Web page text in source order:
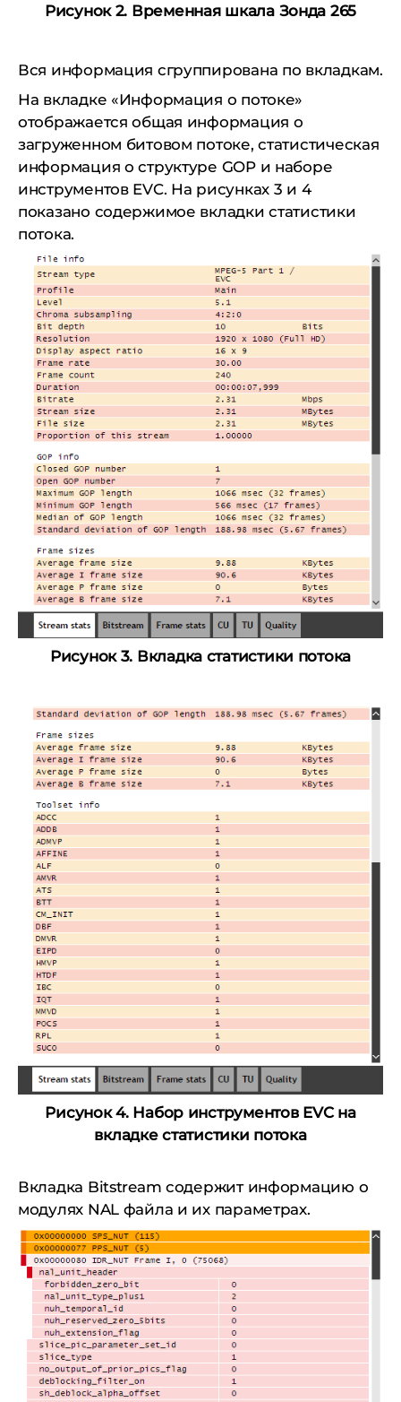
Рисунок 2. Временная шкала Зонда 265
Вся информация сгруппирована по вкладкам.
На вкладке «Информация о потоке»
отображается общая информация о
загруженном битовом потоке, статистическая
информация о структуре GOP и наборе
инструментов EVC. На рисунках 3 и 4
показано содержимое вкладки статистики
потока.
Рисунок 3. Вкладка статистики потока
Рисунок 4. Набор инструментов EVC на
вкладке статистики потока
Вкладка Bitstream содержит информацию о
модулях NAL файла и их параметрах.